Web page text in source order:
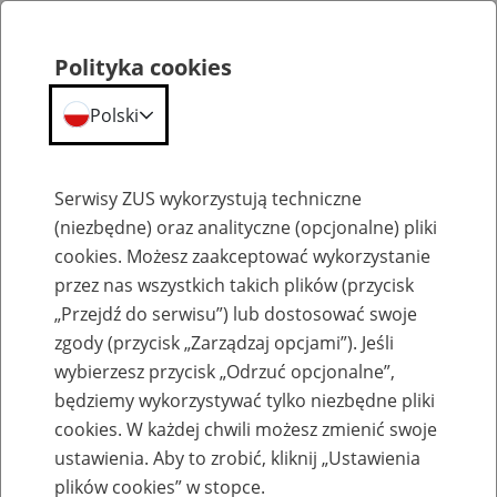
Emerytury
Baza zlikwidowanych lub
przekształconych zakładów pracy
Polityka cookies
Polski
Serwisy ZUS wykorzystują techniczne
(niezbędne) oraz analityczne (opcjonalne) pliki
cookies. Możesz zaakceptować wykorzystanie
przez nas wszystkich takich plików (przycisk
„Przejdź do serwisu”) lub dostosować swoje
zgody (przycisk „Zarządzaj opcjami”). Jeśli
wybierzesz przycisk „Odrzuć opcjonalne”,
będziemy wykorzystywać tylko niezbędne pliki
cookies. W każdej chwili możesz zmienić swoje
ustawienia. Aby to zrobić, kliknij „Ustawienia
plików cookies” w stopce.